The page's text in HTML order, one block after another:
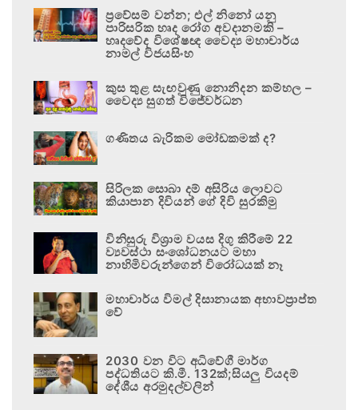
ප්‍රවේසම් වන්න; එල් නිනෝ යනු
පාරිසරික හෘද රෝග අවදානමකි –
හෘදවේද විශේෂඥ වෛද්‍ය මහාචාර්ය
නාමල් විජයසිංහ
කුස තුළ සැඟවුණු නොනිදන කම්හල –
වෛද්‍ය සුගත් විජේවර්ධන
ගණිතය බැරිකම මෝඩකමක් ද?
සිරිලක සොබා දම් අසිරිය ලොවට
කියාපාන දිවියන් ගේ දිවි සුරකිමු
විනිසුරු විශ්‍රාම වයස දිගු කිරීමේ 22
ව්‍යවස්ථා සංශෝධනයට මහා
නාහිමිවරුන්ගෙන් විරෝධයක් නෑ
මහාචාර්ය විමල් දිසානායක අභාවප්‍රාප්ත
වේ
2030 වන විට අධිවේගී මාර්ග
පද්ධතියට කි.මී. 132ක්;සියලු වියදම්
දේශීය අරමුදල්වලින්